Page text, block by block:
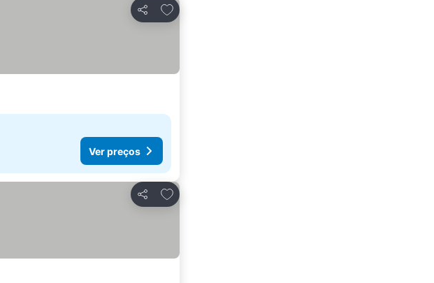
Partilhar
Adicionar aos favoritos
Ver preços
Partilhar
Adicionar aos favoritos